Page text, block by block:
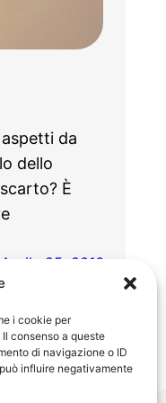
i cookie per
consenso a queste
di navigazione o ID
influire negativamente
da
dello
È
Aprile 25, 2016